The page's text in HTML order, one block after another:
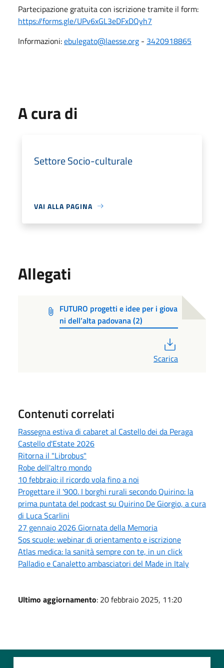
Partecipazione gratuita con iscrizione tramite il form:
https://forms.gle/UPv6xGL3eDFxDQyh7
Informazioni:ebulegato@laesse.org - 3420918865
A cura di
Settore Socio-culturale
VAI ALLA PAGINA
Allegati
FUTURO progetti e idee per i giova
ni dell’alta padovana (2)
Scarica
Contenuti correlati
Rassegna estiva di cabaret al Castello dei da Peraga
Castello d'Estate 2026
Ritorna il "Librobus"
Robe dell'altro mondo
10 febbraio: il ricordo vola fino a noi
Progettare il '900. I borghi rurali secondo Quirino: la
prima puntata del podcast su Quirino De Giorgio, a cura
di Luca Scarlini
27 gennaio 2026 Giornata della Memoria
Sos scuole: webinar di orientamento e iscrizione
Atlas medica: la sanità sempre con te, in un click
Palladio e Canaletto ambasciatori del Made in Italy
Ultimo aggiornamento: 20 febbraio 2025, 11:20